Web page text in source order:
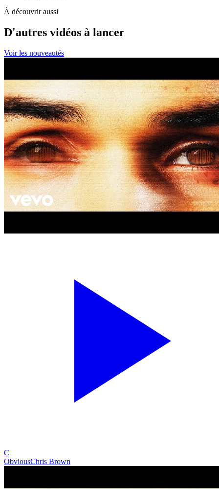
À découvrir aussi
D'autres vidéos à lancer
Voir les nouveautés
C
ObviousChris Brown